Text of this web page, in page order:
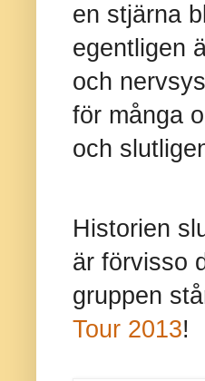
en stjärna
egentligen
och
för många
och
Historien
är förvisso
gruppen
Tour 2013!